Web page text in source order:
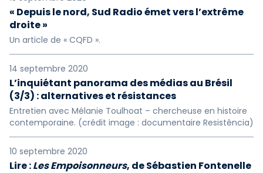
« Depuis le nord, Sud Radio émet vers l’extrême
droite »
Un article de « CQFD ».
14 septembre 2020
L’inquiétant panorama des médias au Brésil
(3/3) : alternatives et résistances
Entretien avec Mélanie Toulhoat – chercheuse en histoire
contemporaine. (crédit image : documentaire Resistência)
10 septembre 2020
Lire :Les Empoisonneurs, de Sébastien Fontenelle